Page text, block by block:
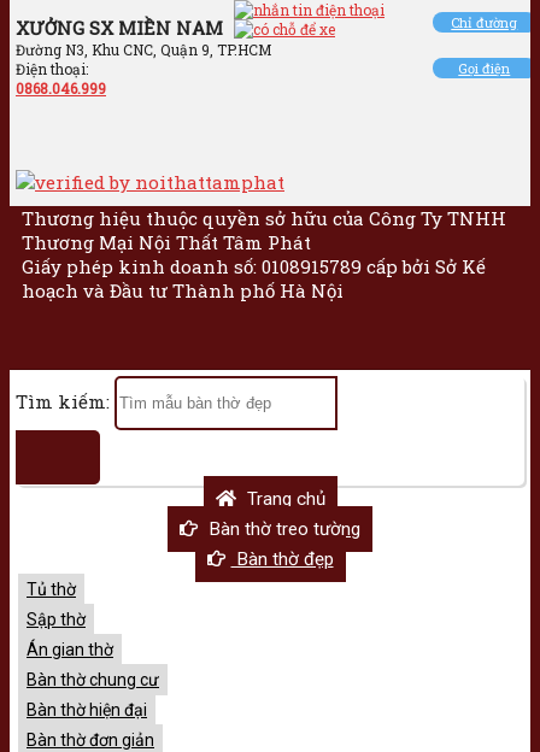
XƯỞNG SX MIỀN NAM
Đường N3, Khu CNC, Quận 9, TP.HCM
Điện thoại:
0868.046.999
Chỉ đường
Gọi điện
Thương hiệu thuộc quyền sở hữu của Công Ty TNHH
Thương Mại Nội Thất Tâm Phát
Giấy phép kinh doanh số: 0108915789 cấp bởi Sở Kế
hoạch và Đầu tư Thành phố Hà Nội
Tìm kiếm:
Trang chủ
Bàn thờ treo tường
Bàn thờ đẹp
Tủ thờ
Sập thờ
Án gian thờ
Bàn thờ chung cư
Bàn thờ hiện đại
Bàn thờ đơn giản